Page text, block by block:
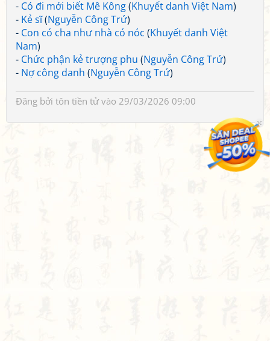
- Có đi mới biết Mê Kông(Khuyết danh Việt Nam)
- Kẻ sĩ(Nguyễn Công Trứ)
- Con có cha như nhà có nóc (Khuyết danh Việt
Nam)
- Chức phận kẻ trượng phu (Nguyễn Công Trứ)
- Nợ công danh (Nguyễn Công Trứ)
Đăng bởi tôn tiền tửvào 29/03/2026 09:00